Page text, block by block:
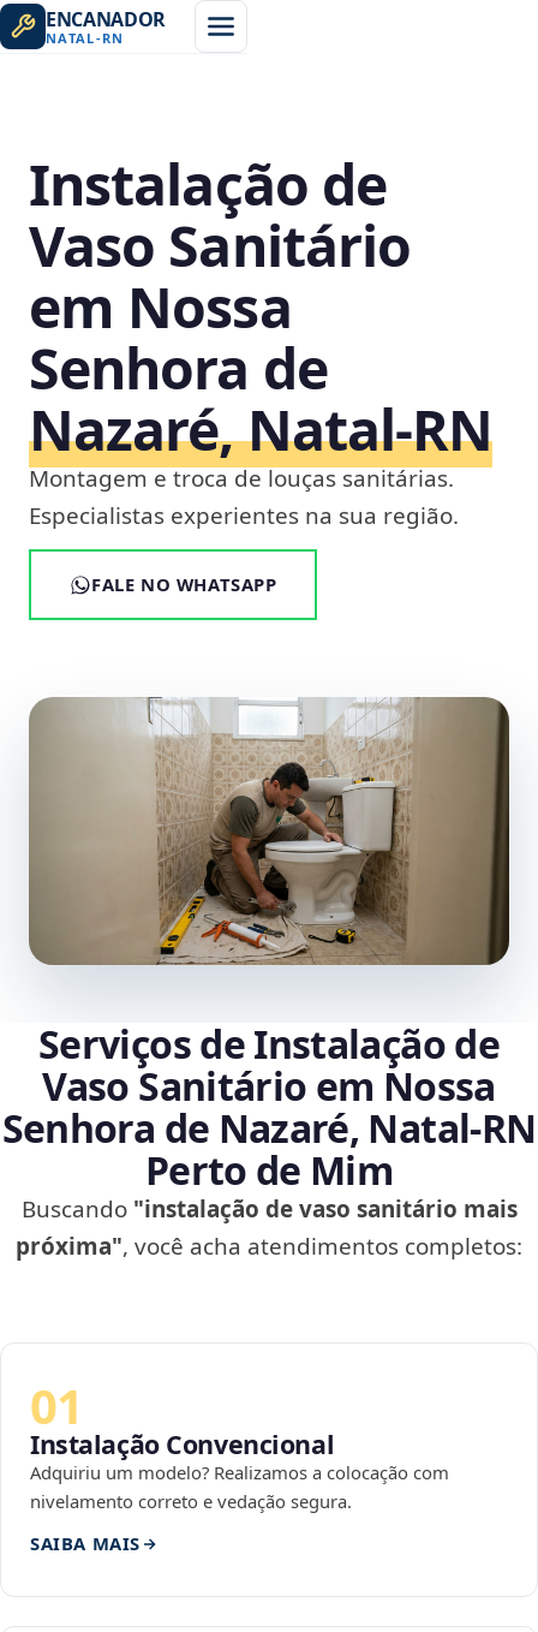
ENCANADOR
NATAL-RN
Instalação de
Vaso Sanitário
em Nossa
Senhora de
Nazaré, Natal‑RN
Montagem e troca de louças sanitárias.
Especialistas experientes na sua região.
FALE NO WHATSAPP
Serviços de Instalação de
Vaso Sanitário em Nossa
Senhora de Nazaré, Natal‑RN
Perto de Mim
Buscando "instalação de vaso sanitário mais
próxima", você acha atendimentos completos:
01
Instalação Convencional
Adquiriu um modelo? Realizamos a colocação com
nivelamento correto e vedação segura.
SAIBA MAIS